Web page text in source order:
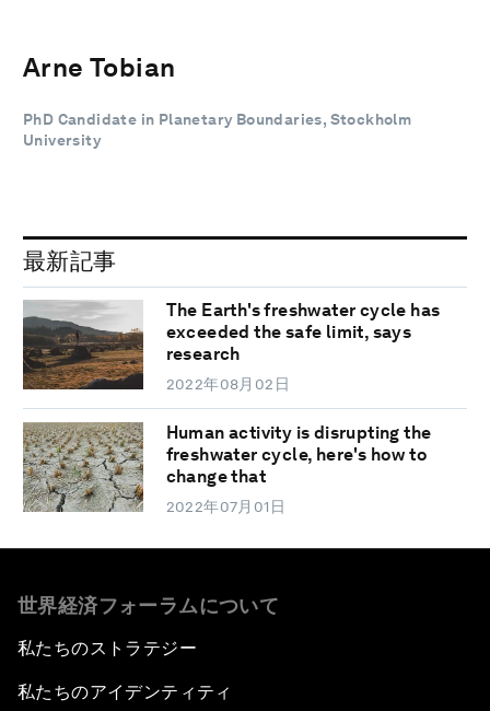
Arne Tobian
PhD Candidate in Planetary Boundaries, Stockholm
University
最新記事
The Earth's freshwater cycle has
exceeded the safe limit, says
research
2022年08月02日
Human activity is disrupting the
freshwater cycle, here's how to
change that
2022年07月01日
世界経済フォーラムについて
私たちのストラテジー
私たちのアイデンティティ